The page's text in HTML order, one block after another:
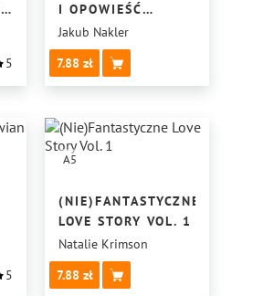
5
I OPOWIEŚĆ
(PRAWIE)
WIGILIJNA
Jakub Nakler
7.88
5
A5
(NIE)FANTASTYCZNE
LOVE STORY VOL. 1
Natalie Krimson
7.88